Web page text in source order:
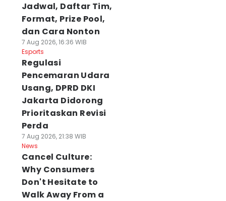
Jadwal, Daftar Tim,
Format, Prize Pool,
dan Cara Nonton
7 Aug 2026, 16:36 WIB
Esports
Regulasi
Pencemaran Udara
Usang, DPRD DKI
Jakarta Didorong
Prioritaskan Revisi
Perda
7 Aug 2026, 21:38 WIB
News
Cancel Culture:
Why Consumers
Don't Hesitate to
Walk Away From a